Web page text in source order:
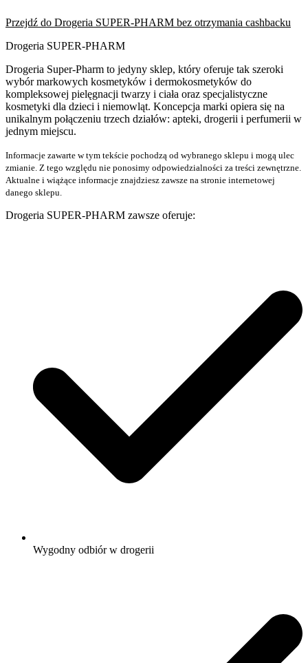
Przejdź do Drogeria SUPER-PHARM bez otrzymania cashbacku
Drogeria SUPER-PHARM
Drogeria Super-Pharm to jedyny sklep, który oferuje tak szeroki
wybór markowych kosmetyków i dermokosmetyków do
kompleksowej pielęgnacji twarzy i ciała oraz specjalistyczne
kosmetyki dla dzieci i niemowląt. Koncepcja marki opiera się na
unikalnym połączeniu trzech działów: apteki, drogerii i perfumerii w
jednym miejscu.
Informacje zawarte w tym tekście pochodzą od wybranego sklepu i mogą ulec
zmianie. Z tego względu nie ponosimy odpowiedzialności za treści zewnętrzne.
Aktualne i wiążące informacje znajdziesz zawsze na stronie internetowej
danego sklepu.
Drogeria SUPER-PHARM zawsze oferuje:
Wygodny odbiór w drogerii